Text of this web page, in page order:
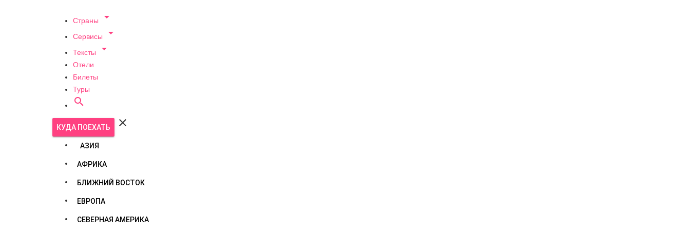
Страны 
Сервисы 
Тексты 
Отели
Билеты
Туры

КУДА ПОЕХАТЬ 
АЗИЯ
АФРИКА
БЛИЖНИЙ ВОСТОК
ЕВРОПА
СЕВЕРНАЯ АМЕРИКА